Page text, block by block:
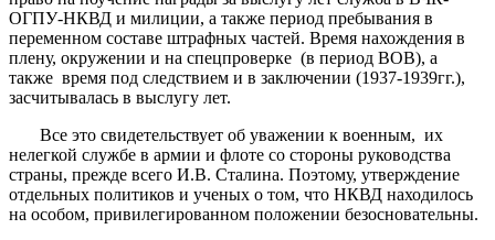
ОГПУ-НКВД и милиции, а также период пребывания в
переменном составе штрафных частей. Время нахождения в
плену, окружении и на спецпроверке (в период ВОВ), а
также время под следствием и в заключении (1937-1939гг.),
засчитывалась в выслугу лет.
Все это свидетельствует об уважении к военным, их
нелегкой службе в армии и флоте со стороны руководства
страны, прежде всего И.В. Сталина. Поэтому, утверждение
отдельных политиков и ученых о том, что НКВД находилось
на особом, привилегированном положении безосновательны.